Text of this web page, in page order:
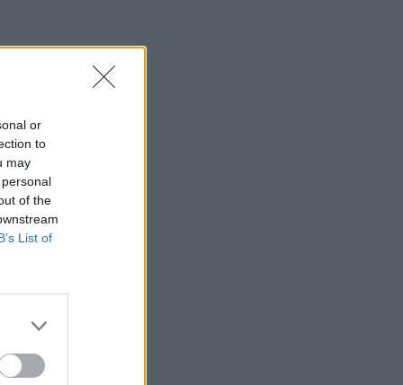
or
to
may
of the
List of